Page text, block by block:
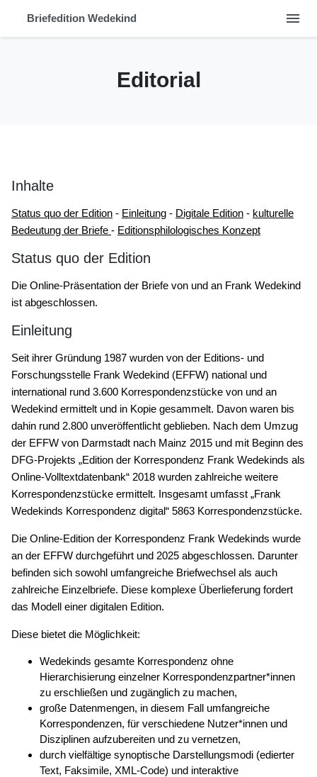
Briefedition Wedekind menu
Editorial
Inhalte
Status quo der Edition - Einleitung - Digitale Edition - kulturelle
Bedeutung der Briefe - Editionsphilologisches Konzept
Status quo der Edition
Die Online-Präsentation der Briefe von und an Frank Wedekind
ist abgeschlossen.
Einleitung
Seit ihrer Gründung 1987 wurden von der Editions- und
Forschungsstelle Frank Wedekind (EFFW) national und
international rund 3.600 Korrespondenzstücke von und an
Wedekind ermittelt und in Kopie gesammelt. Davon waren bis
dahin rund 2.800 unveröffentlicht geblieben. Nach dem Umzug
der EFFW von Darmstadt nach Mainz 2015 und mit Beginn des
DFG-Projekts „Edition der Korrespondenz Frank Wedekinds als
Online-Volltextdatenbank“ 2018 wurden zahlreiche weitere
Korrespondenzstücke ermittelt. Insgesamt umfasst „Frank
Wedekinds Korrespondenz digital“ 5863 Korrespondenzstücke.
Die Online-Edition der Korrespondenz Frank Wedekinds wurde
an der EFFW durchgeführt und 2025 abgeschlossen. Darunter
befinden sich sowohl umfangreiche Briefwechsel als auch
zahlreiche Einzelbriefe. Diese komplexe Überlieferung fordert
das Modell einer digitalen Edition.
Diese bietet die Möglichkeit:
Wedekinds gesamte Korrespondenz ohne
Hierarchisierung einzelner Korrespondenzpartner*innen
zu erschließen und zugänglich zu machen,
große Datenmengen, in diesem Fall umfangreiche
Korrespondenzen, für verschiedene Nutzer*innen und
Disziplinen aufzubereiten und zu vernetzen,
durch vielfältige synoptische Darstellungsmodi (edierter
Text, Faksimile, XML-Code) und interaktive